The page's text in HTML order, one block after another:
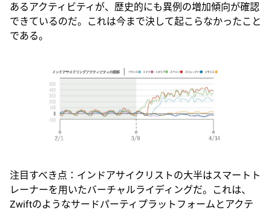
あるアクティビティが、歴史的にも異例の増加傾向が確認
できているのだ。これは今まで決して起こらなかったこと
である。
注目すべき点：インドアサイクリストの大半はスマートト
レーナーを用いたバーチャルライディングだ。これは、
Zwiftのようなサードパーティプラットフォームとアクテ